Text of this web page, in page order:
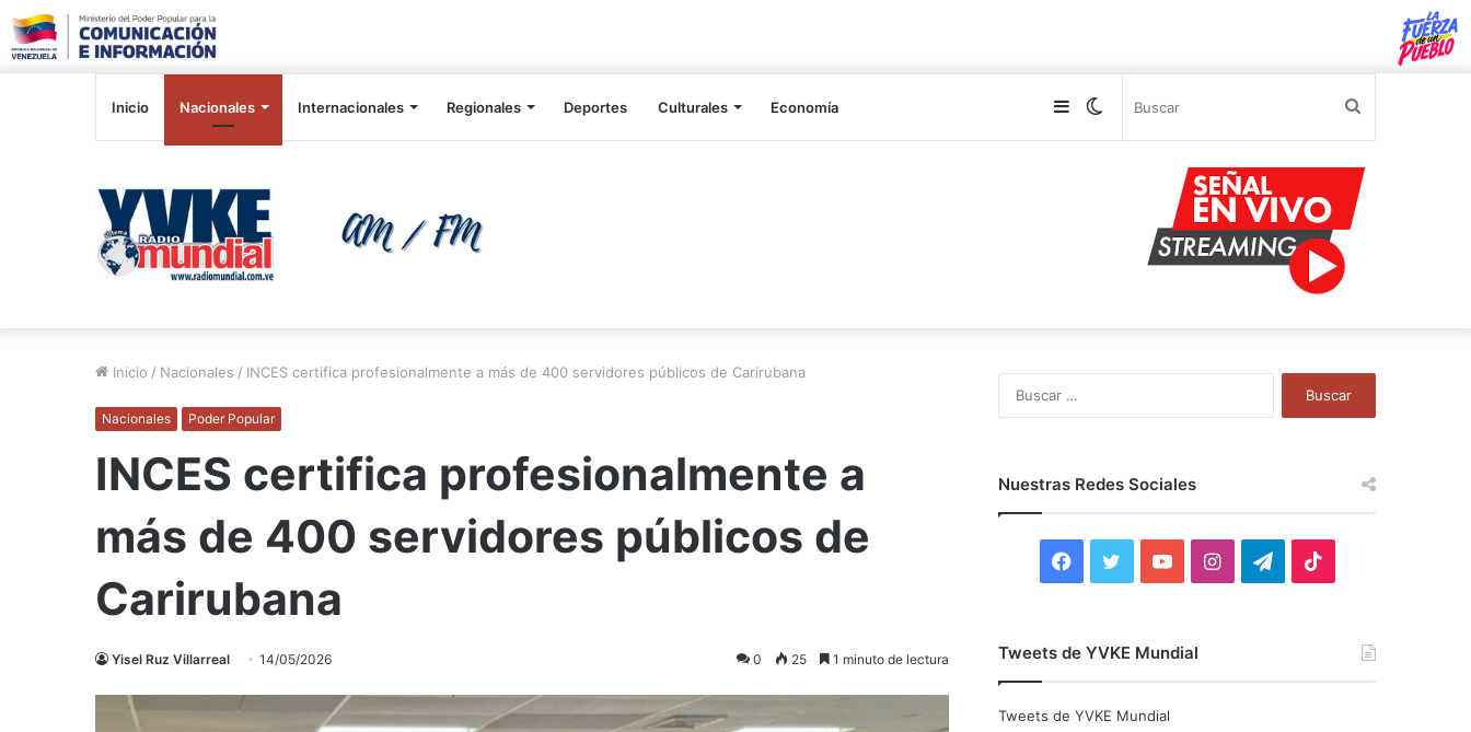
Inicio Nacionales Internacionales Regionales Deportes Culturales Economía Switch
Sidebar
Inicio / Nacionales / INCES certifica profesionalmente a más de 400 servidores públicos de Carirubana
Nacionales Poder Popular
INCES certifica profesionalmente a
más de 400 servidores públicos de
Carirubana
Yisel Ruz Villarreal 14/05/2026 0 25 1 minuto de lectura
Nuestras Redes Sociales
F
c
i
Y
u
I
T
Tweets de YVKE Mundial
Tweets de YVKE Mundial